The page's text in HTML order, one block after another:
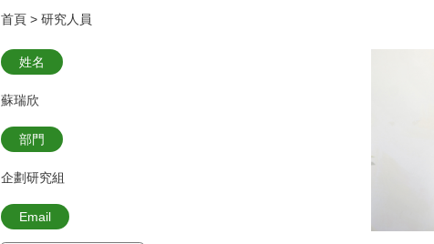
首頁 研究人員
姓名
蘇瑞欣
部門
企劃研究組
Email